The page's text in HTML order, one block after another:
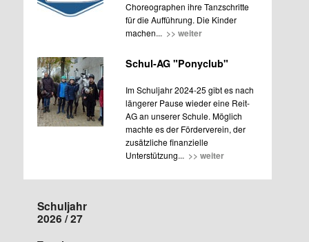
Choreographen ihre Tanzschritte
für die Aufführung. Die Kinder
machen... >> weiter
Schul-AG "Ponyclub"
Im Schuljahr 2024-25 gibt es nach
längerer Pause wieder eine Reit-
AG an unserer Schule. Möglich
machte es der Förderverein, der
zusätzliche finanzielle
Unterstützung... >> weiter
Schuljahr
2026 / 27